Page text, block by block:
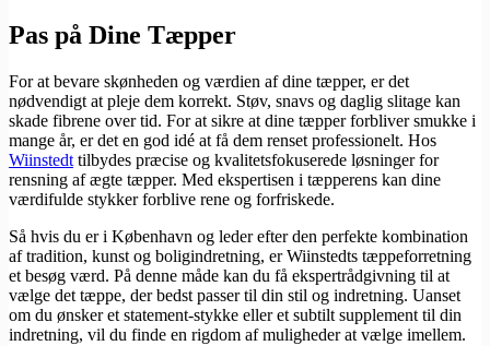
Pas på Dine Tæpper
For at bevare skønheden og værdien af dine tæpper, er det
nødvendigt at pleje dem korrekt. Støv, snavs og daglig slitage kan
skade fibrene over tid. For at sikre at dine tæpper forbliver smukke i
mange år, er det en god idé at få dem renset professionelt. Hos
Wiinstedt tilbydes præcise og kvalitetsfokuserede løsninger for
rensning af ægte tæpper. Med ekspertisen i tæpperens kan dine
værdifulde stykker forblive rene og forfriskede.
Så hvis du er i København og leder efter den perfekte kombination
af tradition, kunst og boligindretning, er Wiinstedts tæppeforretning
et besøg værd. På denne måde kan du få ekspertrådgivning til at
vælge det tæppe, der bedst passer til din stil og indretning. Uanset
om du ønsker et statement-stykke eller et subtilt supplement til din
indretning, vil du finde en rigdom af muligheder at vælge imellem.